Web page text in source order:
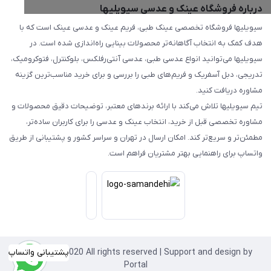
درباره فروشگاه عینک و عدسی سیویلیها
سیویلیها فروشگاه تخصصی عینک طبی، فریم عینک و عدسی عینک است که با
هدف کمک به انتخاب آگاهانه‌تر محصولات بینایی راه‌اندازی شده است. در
سیویلیها می‌توانید انواع عدسی طبی، عدسی آنتی‌رفلکس، بلوکنترل، فتوکرومیک،
تدریجی، دبل آسفریک و فریم‌های طبی را بررسی و برای خرید مناسب‌ترین گزینه
مشاوره دریافت کنید.
تیم سیویلیها تلاش می‌کند با ارائه برندهای معتبر، توضیحات دقیق محصولات و
مشاوره تخصصی قبل از خرید، انتخاب عینک و عدسی را برای کاربران ساده‌تر،
مطمئن‌تر و سریع‌تر کند. امکان ارسال در تهران و سراسر کشور و پشتیبانی از طریق
واتساپ برای راهنمایی بهتر مشتریان فراهم است.
پشتیبانی واتساپ
Copyright©2020 All rights reserved | Support and design by
Portal